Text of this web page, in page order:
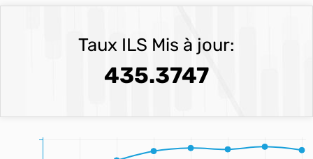
Taux ILS Mis à jour:
435.3747